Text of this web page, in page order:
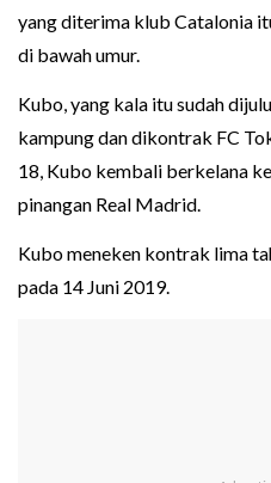
yang diterima klub Catalonia
di bawah umur.
Kubo, yang kala itu sudah
kampung dan dikontrak FC
18, Kubo kembali berkelana
pinangan Real Madrid.
Kubo meneken kontrak lima
pada 14 Juni 2019.